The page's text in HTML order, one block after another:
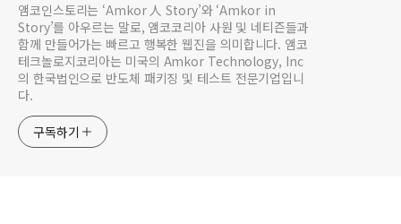
앰코인스토리는 ‘Amkor 人 Story’와 ‘Amkor in
Story’를 아우르는 말로, 앰코코리아 사원 및 네티즌들과
함께 만들어가는 빠르고 행복한 웹진을 의미합니다. 앰코
테크놀로지코리아는 미국의 Amkor Technology, Inc
의 한국법인으로 반도체 패키징 및 테스트 전문기업입니
다.
구독하기